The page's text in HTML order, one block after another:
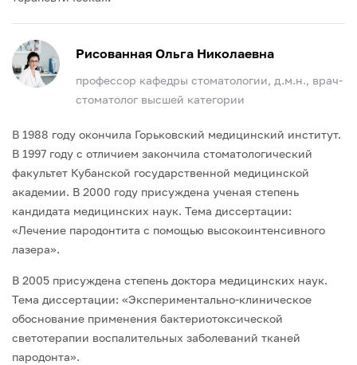
Рисованная Ольга Николаевна
профессор кафедры стоматологии, д.м.н., врач-
стоматолог высшей категории
В 1988 году окончила Горьковский медицинский институт.
В 1997 году с отличием закончила стоматологический
факультет Кубанской государственной медицинской
академии. В 2000 году присуждена ученая степень
кандидата медицинских наук. Тема диссертации:
«Лечение пародонтита с помощью высокоинтенсивного
лазера».
В 2005 присуждена степень доктора медицинских наук.
Тема диссертации: «Экспериментально-клиническое
обоснование применения бактериотоксической
светотерапии воспалительных заболеваний тканей
пародонта».